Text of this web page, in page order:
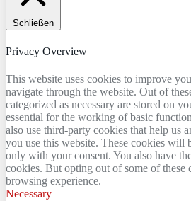
Schließen
Privacy Overview
This website uses cookies to improve
navigate through the website. Out of
categorized as necessary are stored on
essential for the working of basic
also use third-party cookies that help us
you use this website. These cookies will
only with your consent. You also have
cookies. But opting out of some of these
browsing experience.
Necessary